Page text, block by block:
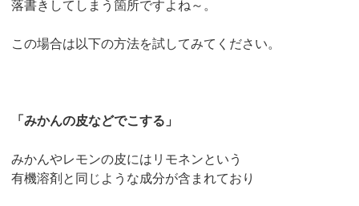
落書きしてしまう箇所ですよね～。
この場合は以下の方法を試してみてください。
「みかんの皮などでこする」
みかんやレモンの皮にはリモネンという
有機溶剤と同じような成分が含まれており